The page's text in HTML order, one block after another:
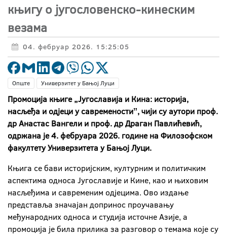
књигу о југословенско-кинеским
везама
04. фебруар 2026. 15:25:05
Опште Универзитет у Бањој Луци
Промоција књиге „Југославија и Кина: историјa,
насљеђа и одјеци у савременостиˮ, чији су аутори проф.
др Анастас Вангели и проф. др Драган Павлићевић,
одржана је 4. фебруара 2026. године на Филозофском
факултету Универзитета у Бањој Луци.
Књига се бави историјским, културним и политичким
аспектима односа Југославије и Кине, као и њиховим
насљеђима и савременим одјецима. Ово издање
представља значајан допринос проучавању
међународних односа и студија источне Азије, а
промоција је била прилика за разговор о темама које су